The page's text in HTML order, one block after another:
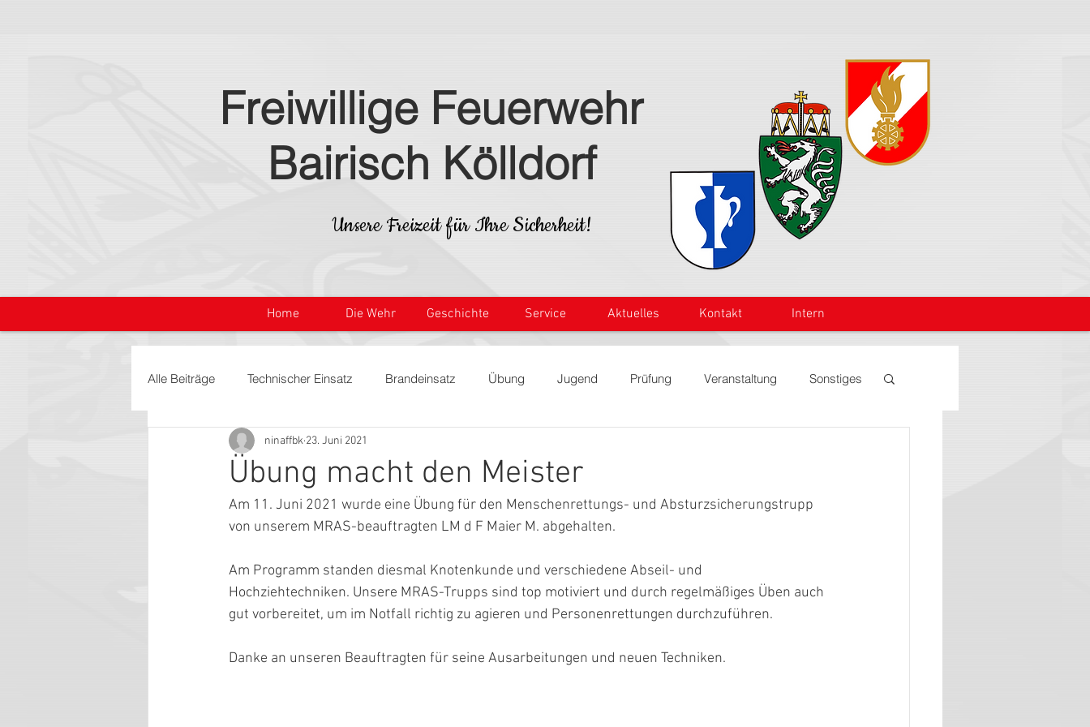
Freiwillige Feuerwehr
Bairisch Kölldorf
Unsere Freizeit für Ihre Sicherheit!
Home Die Wehr Geschichte Service Aktuelles Kontakt Intern
Alle Beiträge Technischer Einsatz Brandeinsatz Übung Jugend Prüfung Veranstaltung Sonstiges
Übung macht den Meister
ninaffbk 23. Juni 2021
Am 11. Juni 2021 wurde eine Übung für den Menschenrettungs- und Absturzsicherungstrupp
von unserem MRAS-beauftragten LM d F Maier M. abgehalten.
Am Programm standen diesmal Knotenkunde und verschiedene Abseil- und
Hochziehtechniken. Unsere MRAS-Trupps sind top motiviert und durch regelmäßiges Üben auch
gut vorbereitet, um im Notfall richtig zu agieren und Personenrettungen durchzuführen.
Danke an unseren Beauftragten für seine Ausarbeitungen und neuen Techniken.